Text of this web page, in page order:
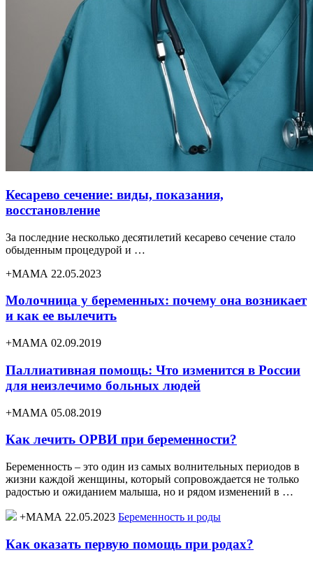
Кесарево сечение: виды, показания,
восстановление
За последние несколько десятилетий кесарево сечение стало
обыденным процедурой и …
+МАМА 22.05.2023
Молочница у беременных: почему она возникает
и как ее вылечить
+МАМА 02.09.2019
Паллиативная помощь: Что изменится в России
для неизлечимо больных людей
+МАМА 05.08.2019
Как лечить ОРВИ при беременности?
Беременность – это один из самых волнительных периодов в
жизни каждой женщины, который сопровождается не только
радостью и ожиданием малыша, но и рядом изменений в …
+МАМА 22.05.2023 Беременность и роды
Как оказать первую помощь при родах?